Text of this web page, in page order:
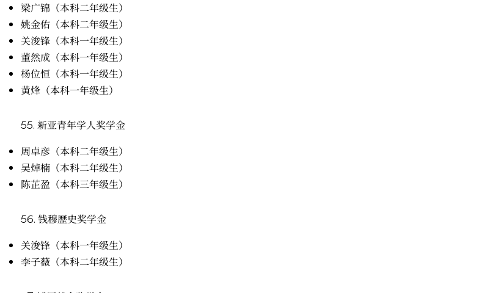
梁广锦（本科二年级生）
姚金佑（本科二年级生）
关浚锋（本科一年级生）
董然成（本科一年级生）
杨位恒（本科一年级生）
黄烽（本科一年级生）
55. 新亚青年学人奖学金
周卓彦（本科二年级生）
吴焯楠（本科二年级生）
陈芷盈（本科三年级生）
56. 钱穆歷史奖学金
关浚锋（本科一年级生）
李子薇（本科二年级生）